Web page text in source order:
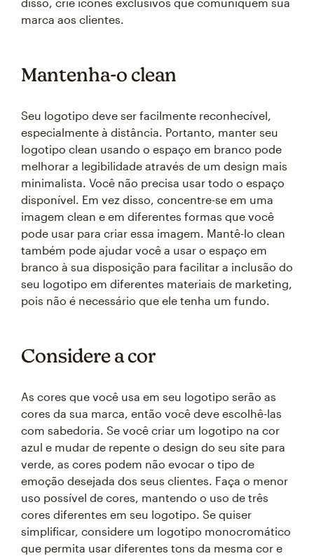
disso, crie ícones exclusivos que comuniquem sua
marca aos clientes.
Mantenha-o clean
Seu logotipo deve ser facilmente reconhecível,
especialmente à distância. Portanto, manter seu
logotipo clean usando o espaço em branco pode
melhorar a legibilidade através de um design mais
minimalista. Você não precisa usar todo o espaço
disponível. Em vez disso, concentre-se em uma
imagem clean e em diferentes formas que você
pode usar para criar essa imagem. Mantê-lo clean
também pode ajudar você a usar o espaço em
branco à sua disposição para facilitar a inclusão do
seu logotipo em diferentes materiais de marketing,
pois não é necessário que ele tenha um fundo.
Considere a cor
As cores que você usa em seu logotipo serão as
cores da sua marca, então você deve escolhê-las
com sabedoria. Se você criar um logotipo na cor
azul e mudar de repente o design do seu site para
verde, as cores podem não evocar o tipo de
emoção desejada dos seus clientes. Faça o menor
uso possível de cores, mantendo o uso de três
cores diferentes em seu logotipo. Se quiser
simplificar, considere um logotipo monocromático
que permita usar diferentes tons da mesma cor e